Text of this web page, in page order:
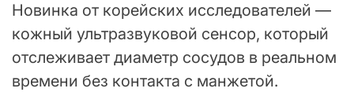
Новинка от корейских исследователей —
кожный ультразвуковой сенсор, который
отслеживает диаметр сосудов в реальном
времени без контакта с манжетой.